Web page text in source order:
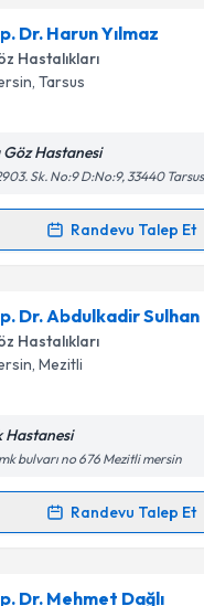
Erdal Yılmaziçin randevu
Size bu uzmandan randevu
e-posta ile
verilerimin işlenmesine
'ni okudum ve kişisel
Takvim Talebini
Dr. Harun Yılmaz
Hastalıkları
, Tarsus
Göz Hastanesi
Sk. No:9 D:No:9, 33440
Randevu Talep Et
Takvimi Talebi
Harun Yılmaziçin randevu
Size bu uzmandan randevu
e-posta ile
verilerimin işlenmesine
'ni okudum ve kişisel
Dr. Abdulkadir Sulhan
Hastalıkları
, Mezitli
Hastanesi
bulvarı no 676 Mezitli mersin
Randevu Talep Et
Takvimi Talebi
Abdulkadir Sulhaniçin
Dr. Mehmet Dağlı